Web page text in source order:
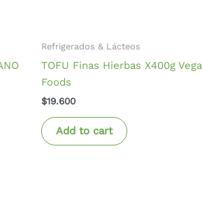
Refrigerados & Lácteos
TOFU Finas Hierbas X400g
Foods
$19.600
Add to cart